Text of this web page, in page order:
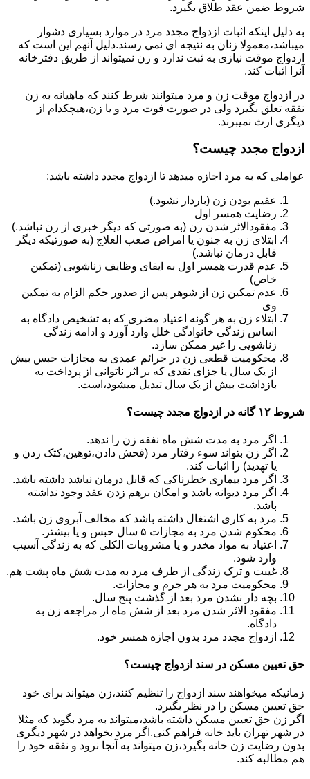
شروط ضمن عقد طلاق بگیرد.
به دلیل اینکه اثبات ازدواج مجدد مرد در موارد بسیاری دشوار
میباشد،معمولا زنان به نتیجه ای نمی رسند.دلیل آنهم این است که
ازدواج موقت نیازی به ثبت ندارد و زن نمیتواند از طریق دفترخانه
آنرا اثبات کند.
در ازدواج موقت زن و مرد میتوانند شرط کنند که ماهیانه به زن
نفقه تعلق بگیرد ولی در صورت فوت مرد و یا زن،هیچکدام از
دیگری ارث نمیبرند.
ازدواج مجدد چیست؟
عواملی که به مرد اجازه میدهد تا ازدواج مجدد داشته باشد:
عقیم بودن زن (باردار نشود.)
رضایت همسر اول
مفقودالاثر شدن زن (به صورتی که دیگر خبری از زن نباشد.)
ابتلای زن به جنون یا امراض صعب العلاج (به صورتیکه دیگر
قابل درمان نباشد.)
عدم قدرت همسر اول به ایفای وظایف زناشویی (تمکین
خاص)
عدم تمکین زن از شوهر پس از صدور حکم الزام به تمکین
وی
ابتلاء زن به هر گونه اعتیاد مضری که به تشخیص دادگاه به
اساس زندگی خانوادگی خلل وارد آورد و ادامه زندگی
زناشویی را غیر ممکن سازد.
محکومیت قطعی زن در جرائم عمدی به مجازات حبس بیش
از یک سال یا جزای نقدی که بر اثر ناتوانی از پرداخت به
بازداشت بیش از یک سال تبدیل می‎شود،است.
شروط ۱۲ گانه در ازدواج مجدد چیست؟
اگر مرد به مدت شش ماه نفقه زن را ندهد.
اگر زن بتواند سوء رفتار مرد (فحش دادن،توهین،کتک زدن و
یا تهدید) را اثبات کند.
اگر مرد بیماری خطرناکی که قابل درمان نباشد داشته باشد.
اگر مرد دیوانه باشد و امکان برهم زدن عقد وجود نداشته
باشد.
مرد به کاری اشتغال داشته باشد که مخالف آبروی زن باشد.
محکوم شدن مرد به مجازات ۵ سال حبس و یا بیشتر.
اعتیاد به مواد مخدر و یا مشروبات الکلی که به زندگی آسیب
وارد شود.
غیبت و ترک زندگی از طرف مرد به مدت شش ماه پشت هم.
محکومیت مرد به هر جرم و مجازات.
بچه دار نشدن مرد بعد از گذشت پنج سال.
مفقود الاثر شدن مرد بعد از شش ماه از مراجعه زن به
دادگاه.
ازدواج مجدد مرد بدون اجازه همسر خود.
حق تعیین مسکن در سند ازدواج چیست؟
زمانیکه میخواهند سند ازدواج را تنظیم کنند،زن میتواند برای خود
حق تعیین مسکن را در نظر بگیرد.
اگر زن حق تعیین مسکن داشته باشد،میتواند به مرد بگوید که مثلا
در شهر تهران باید خانه فراهم کنی.اگر مرد بخواهد در شهر دیگری
بدون رضایت زن خانه بگیرد،زن میتواند به آنجا نرود و نفقه خود را
هم مطالبه کند.